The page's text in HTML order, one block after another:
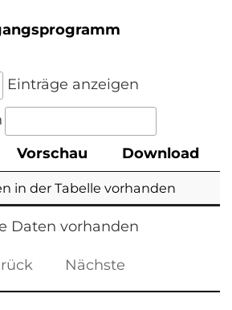
Einträge anzeigen
Vorschau Download
in der Tabelle vorhanden
Daten vorhanden
Nächste